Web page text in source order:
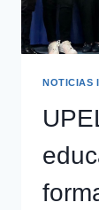
NOTICIAS